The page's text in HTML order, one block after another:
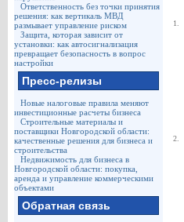
Ответственность без точки принятия
решения: как вертикаль МВД
размывает управление риском
Защита, которая зависит от
установки: как автосигнализация
превращает безопасность в вопрос
настройки
Пресс-релизы
Новые налоговые правила меняют
инвестиционные расчеты бизнеса
Строительные материалы и
поставщики Новгородской области:
качественные решения для бизнеса и
строительства
Недвижимость для бизнеса в
Новгородской области: покупка,
аренда и управление коммерческими
объектами
Обратная связь
1.
2.